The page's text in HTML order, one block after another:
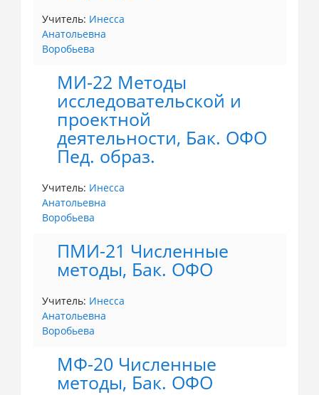
Учитель: Инесса
Анатольевна
Воробьева
МИ-22 Методы
исследовательской и
проектной
деятельности, Бак. ОФО
Пед. образ.
Учитель: Инесса
Анатольевна
Воробьева
ПМИ-21 Численные
методы, Бак. ОФО
Учитель: Инесса
Анатольевна
Воробьева
МФ-20 Численные
методы, Бак. ОФО